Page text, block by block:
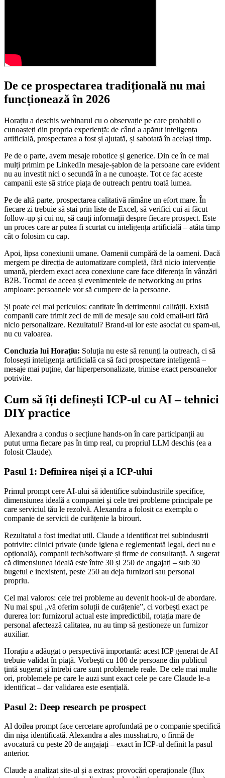
De ce prospectarea tradițională nu mai
funcționează în 2026
Horațiu a deschis webinarul cu o observație pe care probabil o
cunoașteți din propria experiență: de când a apărut inteligența
artificială, prospectarea a fost și ajutată, și sabotată în același timp.
Pe de o parte, avem mesaje robotice și generice. Din ce în ce mai
mulți primim pe LinkedIn mesaje-șablon de la persoane care evident
nu au investit nici o secundă în a ne cunoaște. Tot ce fac aceste
campanii este să strice piața de outreach pentru toată lumea.
Pe de altă parte, prospectarea calitativă rămâne un efort mare. În
fiecare zi trebuie să stai prin liste de Excel, să verifici cui ai făcut
follow-up și cui nu, să cauți informații despre fiecare prospect. Este
un proces care ar putea fi scurtat cu inteligența artificială – atâta timp
cât o folosim cu cap.
Apoi, lipsa conexiunii umane. Oamenii cumpără de la oameni. Dacă
mergem pe direcția de automatizare completă, fără nicio intervenție
umană, pierdem exact acea conexiune care face diferența în vânzări
B2B. Tocmai de aceea și evenimentele de networking au prins
amploare: persoanele vor să cumpere de la persoane.
Și poate cel mai periculos: cantitate în detrimentul calității. Există
companii care trimit zeci de mii de mesaje sau cold email-uri fără
nicio personalizare. Rezultatul? Brand-ul lor este asociat cu spam-ul,
nu cu valoarea.
Concluzia lui Horațiu: Soluția nu este să renunți la outreach, ci să
folosești inteligența artificială ca să faci prospectare inteligentă –
mesaje mai puține, dar hiperpersonalizate, trimise exact persoanelor
potrivite.
Cum să îți definești ICP-ul cu AI – tehnici
DIY practice
Alexandra a condus o secțiune hands-on în care participanții au
putut urma fiecare pas în timp real, cu propriul LLM deschis (ea a
folosit Claude).
Pasul 1: Definirea nișei și a ICP-ului
Primul prompt cere AI-ului să identifice subindustriile specifice,
dimensiunea ideală a companiei și cele trei probleme principale pe
care serviciul tău le rezolvă. Alexandra a folosit ca exemplu o
companie de servicii de curățenie la birouri.
Rezultatul a fost imediat util. Claude a identificat trei subindustrii
potrivite: clinici private (unde igiena e reglementată legal, deci nu e
opțională), companii tech/software și firme de consultanță. A sugerat
că dimensiunea ideală este între 30 și 250 de angajați – sub 30
bugetul e inexistent, peste 250 au deja furnizori sau personal
propriu.
Cel mai valoros: cele trei probleme au devenit hook-ul de abordare.
Nu mai spui „vă oferim soluții de curățenie”, ci vorbești exact pe
durerea lor: furnizorul actual este impredictibil, rotația mare de
personal afectează calitatea, nu au timp să gestioneze un furnizor
auxiliar.
Horațiu a adăugat o perspectivă importantă: acest ICP generat de AI
trebuie validat în piață. Vorbești cu 100 de persoane din publicul
țintă sugerat și întrebi care sunt problemele reale. De cele mai multe
ori, problemele pe care le auzi sunt exact cele pe care Claude le-a
identificat – dar validarea este esențială.
Pasul 2: Deep research pe prospect
Al doilea prompt face cercetare aprofundată pe o companie specifică
din nișa identificată. Alexandra a ales musshat.ro, o firmă de
avocatură cu peste 20 de angajați – exact în ICP-ul definit la pasul
anterior.
Claude a analizat site-ul și a extras: provocări operaționale (flux